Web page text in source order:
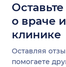
о враче
клинике
Оставляя
помогаете